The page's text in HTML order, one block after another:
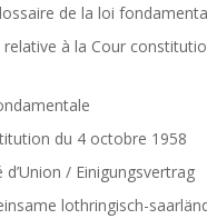
de la loi
relative à la Cour
du 4 octobre 1958
d’Union / Einigungsvertrag
lothringisch-